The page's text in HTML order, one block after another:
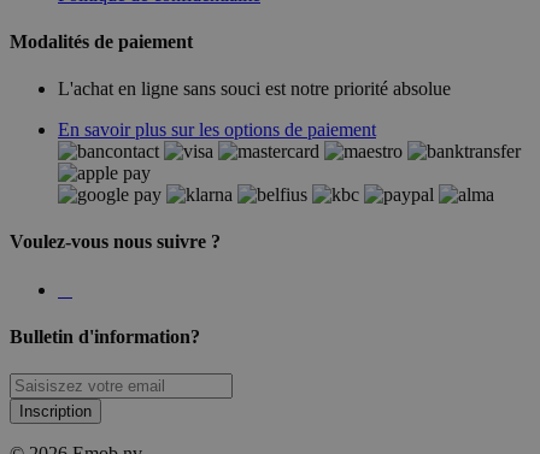
Modalités de paiement
L'achat en ligne sans souci est notre priorité absolue
En savoir plus sur les options de paiement
Voulez-vous nous suivre ?
Bulletin d'information?
Inscription